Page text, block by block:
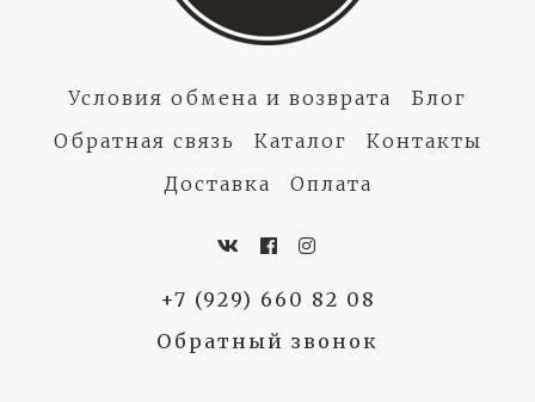
Условия обмена и возврата
Блог
Обратная связь
Каталог
Контакты
Доставка
Оплата
+7 (929) 660 82 08
Обратный звонок